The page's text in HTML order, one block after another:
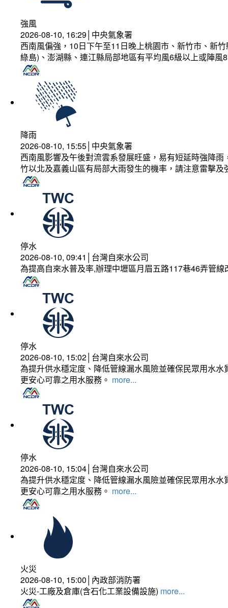
強風
2026-08-10, 16:29│中央氣象署
西南風偏強，10日下午至11日晚上桃園市、新竹市、新
綠島)、澎湖縣、連江縣局部地區有平均風6級以上或陣
降雨
2026-08-10, 15:55│中央氣象署
西南風影響及午後對流雲系發展旺盛，易有短延時強降
竹以北及嘉義山區有局部大雨發生的機率，請注意雷擊
停水
2026-08-10, 09:41│台灣自來水公司
為提高自來水普及率,辦理中壢區月眉五路117巷46弄管
停水
2026-08-10, 15:02│台灣自來水公司
為提升供水穩定度、降低管線漏水風險並確保民眾用水
更安心可靠之用水服務。 more...
停水
2026-08-10, 15:04│台灣自來水公司
為提升供水穩定度、降低管線漏水風險並確保民眾用水
更安心可靠之用水服務。 more...
火災
2026-08-10, 15:00│內政部消防署
火災-工廠及倉庫(含石化工業設備設施) more...